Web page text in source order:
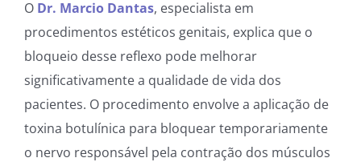
O Dr. Marcio Dantas, especialista em
procedimentos estéticos genitais, explica que o
bloqueio desse reflexo pode melhorar
significativamente a qualidade de vida dos
pacientes. O procedimento envolve a aplicação de
toxina botulínica para bloquear temporariamente
o nervo responsável pela contração dos músculos